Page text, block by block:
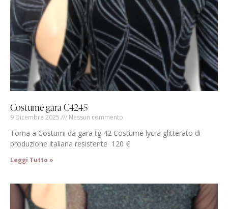
Costume gara C4245
9 Dicembre 2025 Nessun commento
Torna a Costumi da gara tg 42 Costume lycra glitterato di
produzione italiana resistente 120 €
Leggi Tutto »